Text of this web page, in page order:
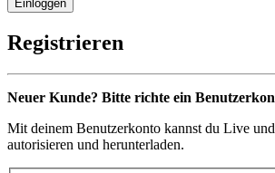
Registrieren
Neuer Kunde? Bitte richte ein
Mit deinem Benutzerkonto kannst du Live
autorisieren und herunterladen.